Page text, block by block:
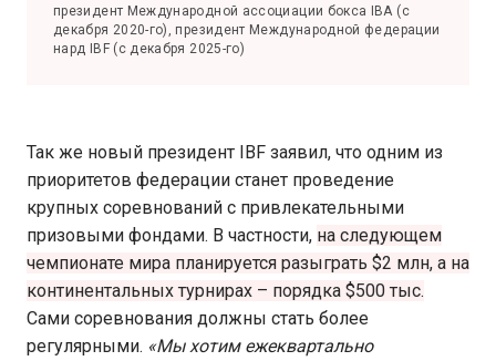
президент Международной ассоциации бокса IBA (с
декабря 2020-го), президент Международной федерации
нард IBF (с декабря 2025-го)
Так же новый президент IBF заявил, что одним из
приоритетов федерации станет проведение
крупных соревнований с привлекательными
призовыми фондами. В частности, на следующем
чемпионате мира планируется разыграть $2 млн, а на
континентальных турнирах – порядка $500 тыс.
Сами соревнования должны стать более
регулярными. «Мы хотим ежеквартально